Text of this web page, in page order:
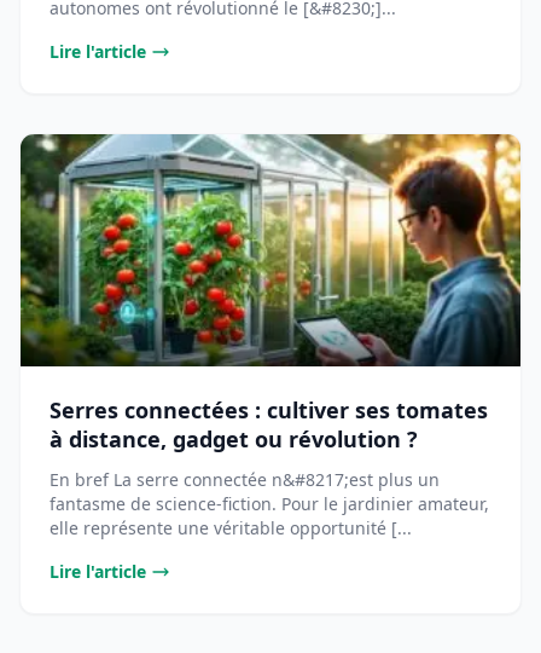
autonomes ont révolutionné le [&#8230;]...
Lire l'article
Serres connectées : cultiver ses tomates
à distance, gadget ou révolution ?
En bref La serre connectée n&#8217;est plus un
fantasme de science-fiction. Pour le jardinier amateur,
elle représente une véritable opportunité [...
Lire l'article